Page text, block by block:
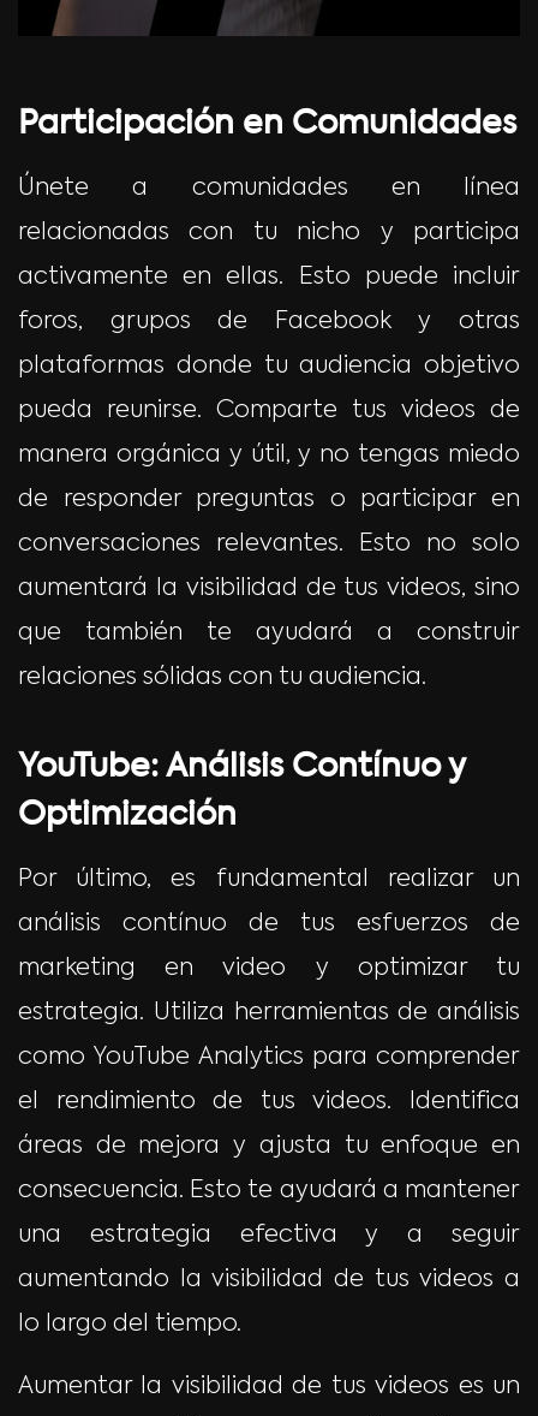
Participación en Comunidades
Únete a comunidades en línea
relacionadas con tu nicho y participa
activamente en ellas. Esto puede incluir
foros, grupos de Facebook y otras
plataformas donde tu audiencia objetivo
pueda reunirse. Comparte tus videos de
manera orgánica y útil, y no tengas miedo
de responder preguntas o participar en
conversaciones relevantes. Esto no solo
aumentará la visibilidad de tus videos, sino
que también te ayudará a construir
relaciones sólidas con tu audiencia.
YouTube: Análisis Contínuo y
Optimización
Por último, es fundamental realizar un
análisis contínuo de tus esfuerzos de
marketing en video y optimizar tu
estrategia. Utiliza herramientas de análisis
como YouTube Analytics para comprender
el rendimiento de tus videos. Identifica
áreas de mejora y ajusta tu enfoque en
consecuencia. Esto te ayudará a mantener
una estrategia efectiva y a seguir
aumentando la visibilidad de tus videos a
lo largo del tiempo.
Aumentar la visibilidad de tus videos es un